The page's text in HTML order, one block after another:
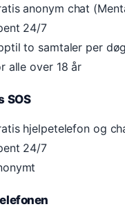
anonym chat
24/7
to samtaler per
alle over 18 år
SOS
hjelpetelefon og
24/7